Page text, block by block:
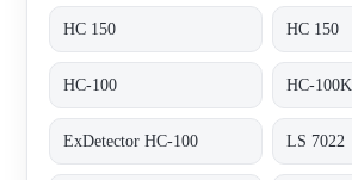
HC 150 HC 150
HC-100 HC-100K
ExDetector HC-100 LS 7022